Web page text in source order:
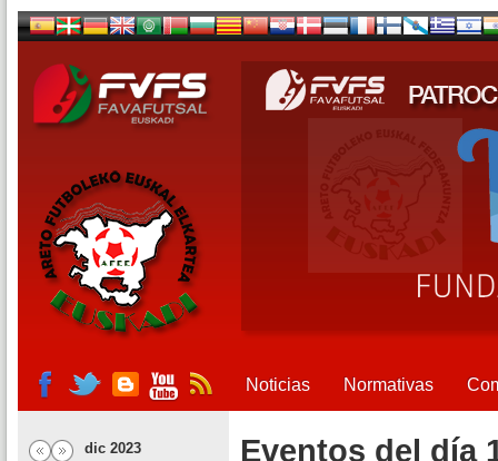
Noticias Normativas
dic 2023
Eventos del día